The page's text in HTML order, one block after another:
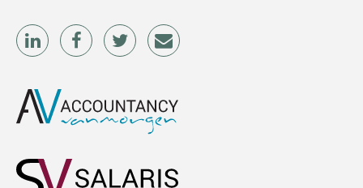
Kirsten Kievit